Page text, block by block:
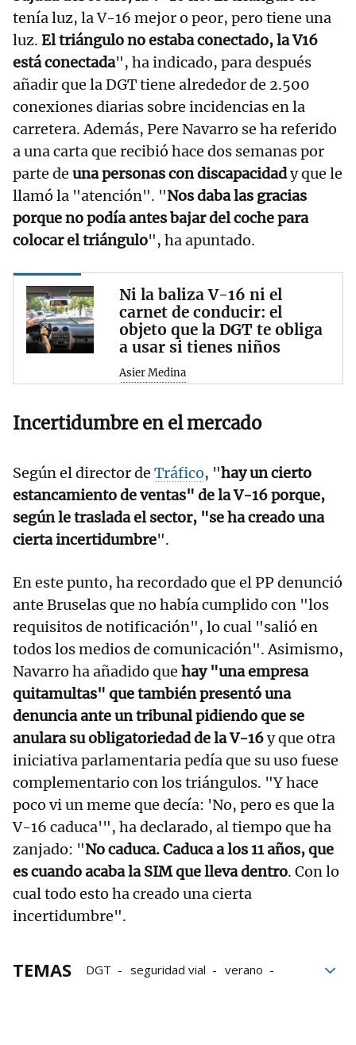
tenía luz, la V-16 mejor o peor, pero tiene una
luz. El triángulo no estaba conectado, la V16
está conectada", ha indicado, para después
añadir que la DGT tiene alrededor de 2.500
conexiones diarias sobre incidencias en la
carretera. Además, Pere Navarro se ha referido
a una carta que recibió hace dos semanas por
parte de una personas con discapacidady que le
llamó la "atención". "Nos daba las gracias
porque no podía antes bajar del coche para
colocar el triángulo", ha apuntado.
Ni la baliza V-16 ni el
carnet de conducir: el
objeto que la DGT te obliga
a usar si tienes niños
Asier Medina
Incertidumbre en el mercado
Según el director de Tráfico, "hay un cierto
estancamiento de ventas" de la V-16 porque,
según le traslada el sector, "se ha creado una
cierta incertidumbre".
En este punto, ha recordado que el PP denunció
ante Bruselas que no había cumplido con "los
requisitos de notificación", lo cual "salió en
todos los medios de comunicación". Asimismo,
Navarro ha añadido que hay "una empresa
quitamultas" que también presentó una
denuncia ante un tribunal pidiendo que se
anulara su obligatoriedad de la V-16y que otra
iniciativa parlamentaria pedía que su uso fuese
complementario con los triángulos. "Y hace
poco vi un meme que decía: 'No, pero es que la
V-16 caduca'", ha declarado, al tiempo que ha
zanjado: "No caduca. Caduca a los 11 años, que
es cuando acaba la SIM que lleva dentro. Con lo
cual todo esto ha creado una cierta
incertidumbre".
TEMAS DGT seguridad vial
verano